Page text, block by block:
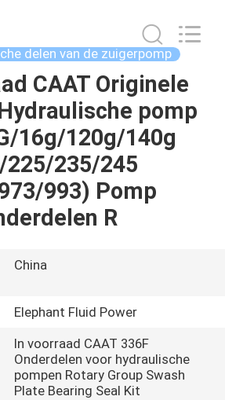
delen van de zuigerpomp
CAAT Originele
pomp
16g/120g/140g
225/235/245
993) Pomp
R
China
Elephant Fluid Power
In voorraad CAAT 336F
Onderdelen voor hydraulische
pompen Rotary Group Swash
Plate Bearing Seal Kit